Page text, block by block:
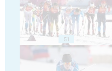
51